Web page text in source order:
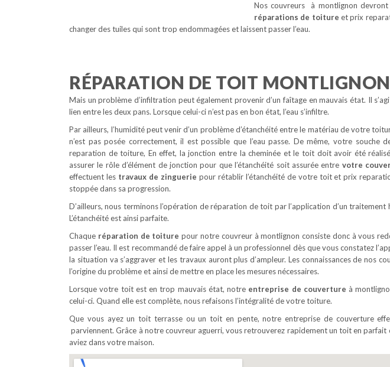
Nos couvreurs à montlignon
réparations de toiture et prix
changer des tuiles qui sont trop endommagées et laissent passer l’eau.
RÉPARATION DE TOIT
Mais un problème d’infiltration peut également provenir d’un faîtage en mauvais état. Il
lien entre les deux pans. Lorsque celui-ci n’est pas en bon état, l’eau s’infiltre.
Par ailleurs, l’humidité peut venir d’un problème d’étanchéité entre le matériau de votre
n’est pas posée correctement, il est possible que l’eau passe. De même, votre souche
reparation de toiture, En effet, la jonction entre la cheminée et le toit doit avoir été
assurer le rôle d’élément de jonction pour que l’étanchéité soit assurée entre votre
effectuent lestravaux de zinguerie pour rétablir l’étanchéité de votre toit et prix
stoppée dans sa progression.
D’ailleurs, nous terminons l’opération de réparation de toit par l’application d’un traitement
L’étanchéité est ainsi parfaite.
Chaque réparation de toiture pour notre couvreur à montlignon consiste donc à vous
passer l’eau. Il est recommandé de faire appel à un professionnel dès que vous constatez
la situation va s’aggraver et les travaux auront plus d’ampleur. Les connaissances de nos
l’origine du problème et ainsi de mettre en place les mesures nécessaires.
Lorsque votre toit est en trop mauvais état, notre entreprise de couverture à
celui-ci. Quand elle est complète, nous refaisons l’intégralité de votre toiture.
Que vous ayez un toit terrasse ou un toit en pente, notre entreprise de couverture
parviennent. Grâce à notre couvreur aguerri, vous retrouverez rapidement un toit en
aviez dans votre maison.